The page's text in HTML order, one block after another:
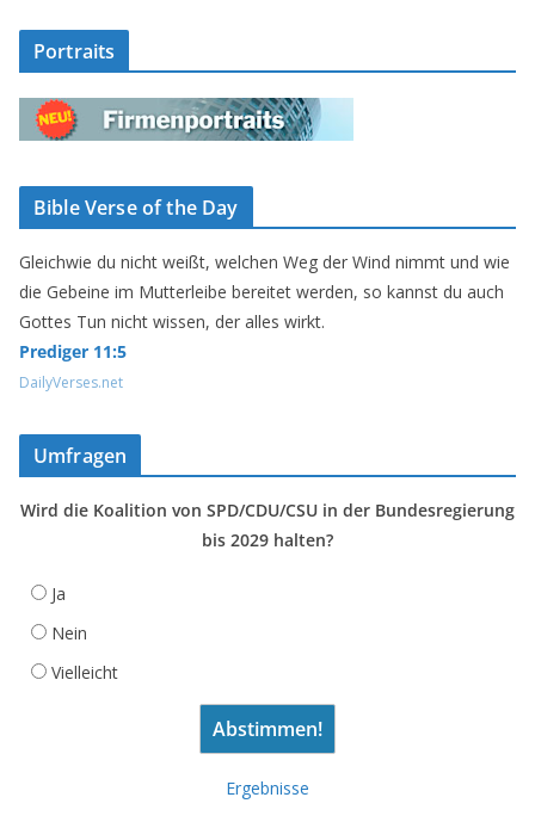
Portraits
Bible Verse of the Day
Gleichwie du nicht weißt, welchen Weg der Wind nimmt und wie
die Gebeine im Mutterleibe bereitet werden, so kannst du auch
Gottes Tun nicht wissen, der alles wirkt.
Prediger 11:5
DailyVerses.net
Umfragen
Wird die Koalition von SPD/CDU/CSU in der Bundesregierung
bis 2029 halten?
Ja
Nein
Vielleicht
Ergebnisse